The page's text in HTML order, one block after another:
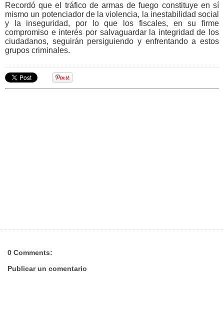
Recordó que el tráfico de armas de fuego constituye en sí
mismo un potenciador de la violencia, la inestabilidad social
y la inseguridad, por lo que los fiscales, en su firme
compromiso e interés por salvaguardar la integridad de los
ciudadanos, seguirán persiguiendo y enfrentando a estos
grupos criminales.
0 Comments:
Publicar un comentario